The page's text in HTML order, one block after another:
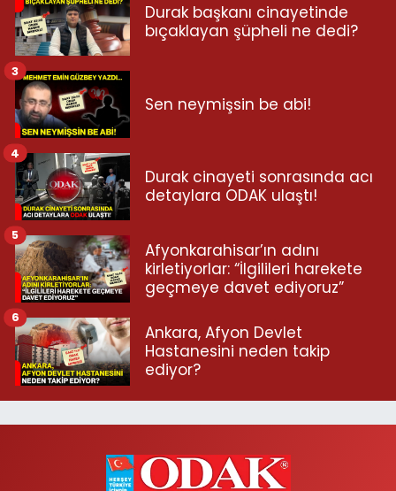
Durak başkanı cinayetinde
bıçaklayan şüpheli ne dedi?
Sen neymişsin be abi!
3
Durak cinayeti sonrasında acı
detaylara ODAK ulaştı!
4
Afyonkarahisar’ın adını
kirletiyorlar: “İlgilileri harekete
geçmeye davet ediyoruz”
5
Ankara, Afyon Devlet
Hastanesini neden takip
ediyor?
6